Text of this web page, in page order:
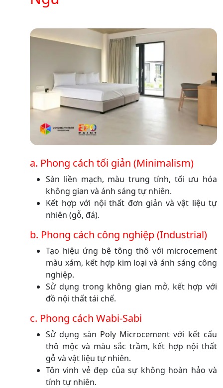
a. Phong cách tối giản (Minimalism)
Sàn liền mạch, màu trung tính, tối ưu hóa
không gian và ánh sáng tự nhiên.
Kết hợp với nội thất đơn giản và vật liệu tự
nhiên (gỗ, đá).
b. Phong cách công nghiệp (Industrial)
Tạo hiệu ứng bê tông thô với microcement
màu xám, kết hợp kim loại và ánh sáng công
nghiệp.
Sử dụng trong không gian mở, kết hợp với
đồ nội thất tái chế.
c. Phong cách Wabi-Sabi
Sử dụng sàn Poly Microcement với kết cấu
thô mộc và màu sắc trầm, kết hợp nội thất
gỗ và vật liệu tự nhiên.
Tôn vinh vẻ đẹp của sự không hoàn hảo và
tính tự nhiên.